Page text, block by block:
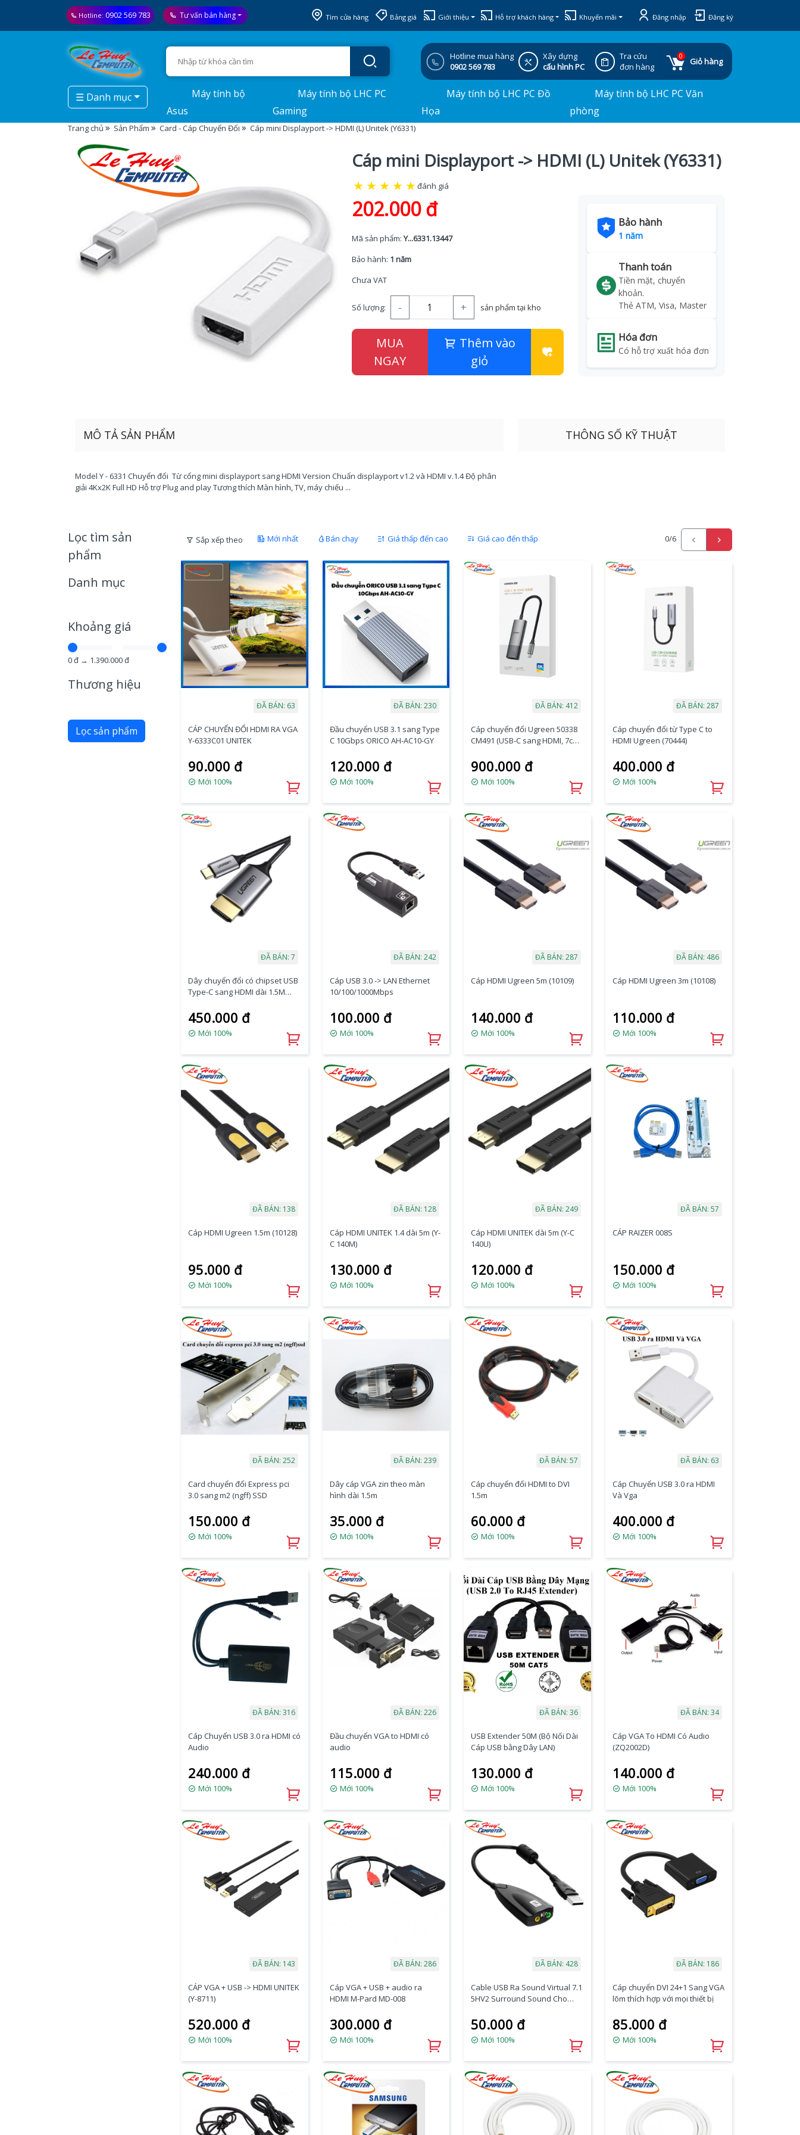
Hotline: 0902 569 783 Tư vấn bán hàng Tìm cửa hàng Bảng giá Giới thiệu Hỗ trợ khách hàng Khuyến mãi Đăng nhập Đăng ký
Hotline mua hàng
0902 569 783
Xây dựng
cấu hình PC
Tra cứu
đơn hàng
0
Giỏ hàng
☰ Danh mục
Máy tính bộ
Asus
Máy tính bộ LHC PC
Gaming
Máy tính bộ LHC PC Đồ
Họa
Máy tính bộ LHC PC Văn
phòng
Trang chủ Sản Phẩm Card - Cáp Chuyển Đổi Cáp mini Displayport -> HDMI (L) Unitek (Y6331)
Cáp mini Displayport -> HDMI (L) Unitek (Y6331)
★ ★ ★ ★ ★đánh giá
202.000 đ
Mã sản phẩm:Y...6331.13447
Bảo hành: 1 năm
Chưa VAT
Số lượng: - + sản phẩm tại kho
MUA
NGAY
Thêm vào
giỏ
Bảo hành
1 năm
Thanh toán
Tiền mặt, chuyển
khoản.
Thẻ ATM, Visa, Master
Hóa đơn
Có hỗ trợ xuất hóa đơn
MÔ TẢ SẢN PHẨM
Model Y - 6331 Chuyển đổi Từ cổng mini displayport sang HDMI Version Chuẩn displayport v1.2 và HDMI v.1.4 Độ phân
giải 4Kx2K Full HD Hỗ trợ Plug and play Tương thích Màn hình, TV, máy chiếu ...
THÔNG SỐ KỸ THUẬT
Lọc tìm sản
phẩm
Danh mục
Khoảng giá
0đ → 1.390.000đ
Thương hiệu
Lọc sản phẩm
Sắp xếp theo Mới nhất Bán chạy Giá thấp đến cao Giá cao đến thấp 0/6
ĐÃ BÁN: 63
CÁP CHUYỂN ĐỔI HDMI RA VGA
Y-6333C01 UNITEK
90.000 đ
Mới 100%
ĐÃ BÁN: 230
Đầu chuyển USB 3.1 sang Type
C 10Gbps ORICO AH-AC10-GY
120.000 đ
Mới 100%
ĐÃ BÁN: 412
Cáp chuyển đổi Ugreen 50338
CM491 (USB-C sang HDMI, 7cm,
900.000 đ
Mới 100%
ĐÃ BÁN: 287
Cáp chuyển đổi từ Type C to
HDMI Ugreen (70444)
400.000 đ
Mới 100%
ĐÃ BÁN: 7
Dây chuyển đổi có chipset USB
Type-C sang HDMI dài 1.5M
450.000 đ
Mới 100%
ĐÃ BÁN: 242
Cáp USB 3.0 -> LAN Ethernet
10/100/1000Mbps
100.000 đ
Mới 100%
ĐÃ BÁN: 287
Cáp HDMI Ugreen 5m (10109)
140.000 đ
Mới 100%
ĐÃ BÁN: 486
Cáp HDMI Ugreen 3m (10108)
110.000 đ
Mới 100%
ĐÃ BÁN: 138
Cáp HDMI Ugreen 1.5m (10128)
95.000 đ
Mới 100%
ĐÃ BÁN: 128
Cáp HDMI UNITEK 1.4 dài 5m (Y-
C 140M)
130.000 đ
Mới 100%
ĐÃ BÁN: 249
Cáp HDMI UNITEK dài 5m (Y-C
140U)
120.000 đ
Mới 100%
ĐÃ BÁN: 57
CÁP RAIZER 008S
150.000 đ
Mới 100%
ĐÃ BÁN: 252
Card chuyển đổi Express pci
3.0 sang m2 (ngff) SSD
150.000 đ
Mới 100%
ĐÃ BÁN: 239
Dây cáp VGA zin theo màn
hình dài 1.5m
35.000 đ
Mới 100%
ĐÃ BÁN: 57
Cáp chuyển đổi HDMI to DVI
1.5m
60.000 đ
Mới 100%
ĐÃ BÁN: 63
Cáp Chuyển USB 3.0 ra HDMI
Và Vga
400.000 đ
Mới 100%
ĐÃ BÁN: 316
Cáp Chuyển USB 3.0 ra HDMI có
Audio
240.000 đ
Mới 100%
ĐÃ BÁN: 226
Đầu chuyển VGA to HDMI có
audio
115.000 đ
Mới 100%
ĐÃ BÁN: 36
USB Extender 50M (Bộ Nối Dài
Cáp USB bằng Dây LAN)
130.000 đ
Mới 100%
ĐÃ BÁN: 34
Cáp VGA To HDMI Có Audio
(ZQ2002D)
140.000 đ
Mới 100%
ĐÃ BÁN: 143
CÁP VGA + USB -> HDMI UNITEK
(Y-8711)
520.000 đ
Mới 100%
ĐÃ BÁN: 286
Cáp VGA + USB + audio ra
HDMI M-Pard MD-008
300.000 đ
Mới 100%
ĐÃ BÁN: 428
Cable USB Ra Sound Virtual 7.1
5HV2 Surround Sound Cho
50.000 đ
Mới 100%
ĐÃ BÁN: 186
Cáp chuyển DVI 24+1 Sang VGA
lõm thích hợp với mọi thiết bị
85.000 đ
Mới 100%